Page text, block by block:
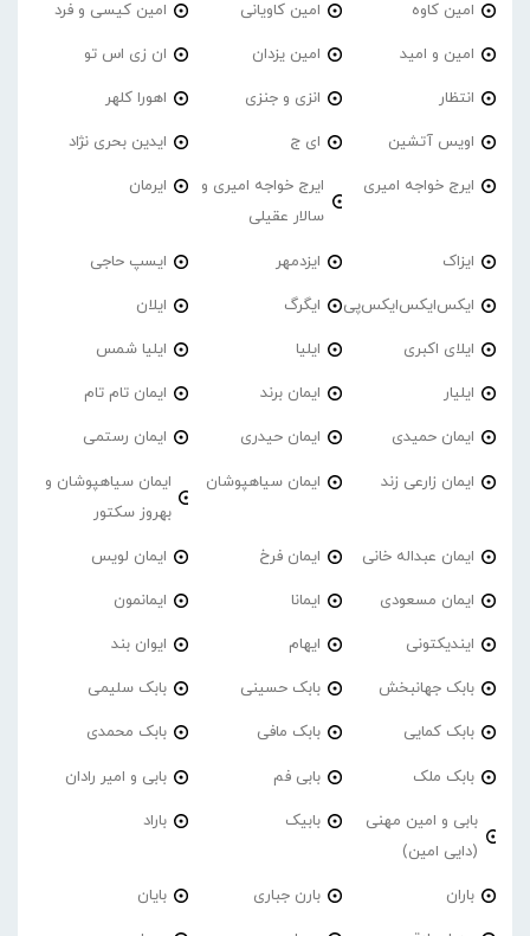
امین کاوه امین کاویانی امین کیسی و فرد
امین و امید امین یزدان ان زی اس تو
انتظار انزی و جنزی اهورا کلهر
اویس آتشین ای ج ایدین بحری نژاد
ایرج خواجه امیری
ایرج خواجه امیری و
سالار عقیلی
ایرمان
ایزاک ایزدمهر ایسپ حاجی
ایکس‌ایکس‌ایکس‌پی ایگرگ ایلان
ایلای اکبری ایلیا ایلیا شمس
ایلیار ایمان برند ایمان تام تام
ایمان حمیدی ایمان حیدری ایمان رستمی
ایمان زارعی زند ایمان سیاهپوشان
ایمان سیاهپوشان و
بهروز سکتور
ایمان عبداله خانی ایمان فرخ ایمان لویس
ایمان مسعودی ایمانا ایمانمون
ایندیکتونی ایهام ایوان بند
بابک جهانبخش بابک حسینی بابک سلیمی
بابک کمایی بابک مافی بابک محمدی
بابک ملک بابی فم بابی و امیر رادان
بابی و امین مهنی
(دایی امین)
بابیک باراد
باران بارن جباری بایان